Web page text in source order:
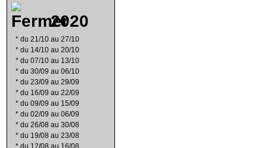
2020
* du 21/10 au 27/10
* du 14/10 au 20/10
* du 07/10 au 13/10
* du 30/09 au 06/10
* du 23/09 au 29/09
* du 16/09 au 22/09
* du 09/09 au 15/09
* du 02/09 au 06/09
* du 26/08 au 30/08
* du 19/08 au 23/08
* du 12/08 au 16/08